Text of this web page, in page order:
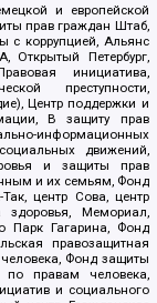
и европейской
прав граждан Штаб,
с коррупцией, Альянс
Петербург,
инициатива,
преступности,
Центр поддержки и
В защиту прав
информационных
движений,
и защиты прав
и их семьям, Фонд
центр Сова, центр
здоровья, Мемориал,
Парк Гагарина, Фонд
правозащитная
Фонд защиты
по правам человека,
и социального